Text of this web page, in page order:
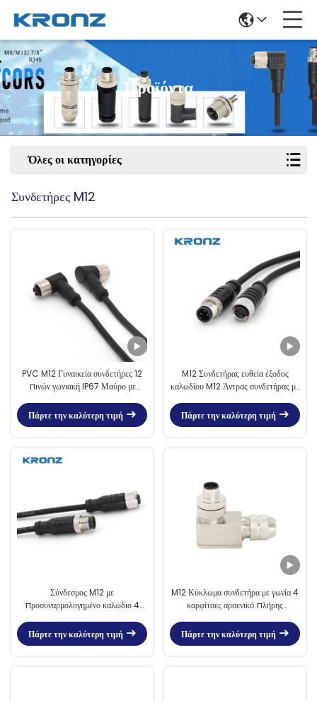
Προϊόντα
Όλες οι κατηγορίες
Συνδετήρες M12
PVC M12 Γυναικεία συνδετήρες 12
πινών γωνιακή IP67 Μαύρο με
Πάρτε την καλύτερη τιμή
M12 Συνδετήρας ευθεία έξοδος
καλωδίου M12 Άντρας συνδετήρας με
Πάρτε την καλύτερη τιμή
Σύνδεσμος M12 με
προσυναρμολογημένο καλώδιο 4
αισθητήρα καλωδίου PVC
Πάρτε την καλύτερη τιμή
M12 Κύκλωμα συνδετήρα με γωνία 4
καρφίτσες αρσενικό πλήρης
επαφή
Πάρτε την καλύτερη τιμή